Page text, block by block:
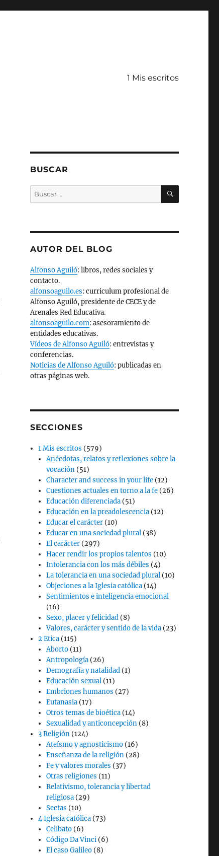
1 Mis escritos
BUSCAR
Buscar
por:
BUSCAR
AUTOR DEL BLOG
Alfonso Aguiló: libros, redes sociales y
contacto.
alfonsoaguilo.es: curriculum profesional de
Alfonso Aguiló, presidente de CECE y de
Arenales Red Educativa.
alfonsoaguilo.com: asesoramiento de
entidades educativas.
Vídeos de Alfonso Aguiló: entrevistas y
conferencias.
Noticias de Alfonso Aguiló: publicadas en
otras páginas web.
SECCIONES
1 Mis escritos (579)
Anécdotas, relatos y reflexiones sobre la
vocación (51)
Character and success in your life (12)
Cuestiones actuales en torno a la fe (26)
Educación diferenciada (51)
Educación en la preadolescencia (12)
Educar el carácter (10)
Educar en una sociedad plural (38)
El carácter (297)
Hacer rendir los propios talentos (10)
Intolerancia con los más débiles (4)
La tolerancia en una sociedad plural (10)
Objeciones a la Iglesia católica (14)
Sentimientos e inteligencia emocional
(16)
Sexo, placer y felicidad (8)
Valores, carácter y sentido de la vida (23)
2 Etica (115)
Aborto (11)
Antropología (26)
Demografía y natalidad (1)
Educación sexual (11)
Embriones humanos (27)
Eutanasia (17)
Otros temas de bioética (14)
Sexualidad y anticoncepción (8)
3 Religión (124)
Ateísmo y agnosticismo (16)
Enseñanza de la religión (28)
Fe y valores morales (37)
Otras religiones (11)
Relativismo, tolerancia y libertad
religiosa (29)
Sectas (10)
4 Iglesia católica (73)
Celibato (6)
Código Da Vinci (6)
El caso Galileo (8)